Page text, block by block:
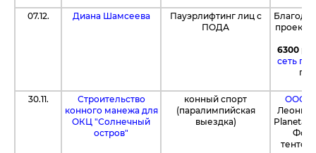
07.12.
Диана Шамсеева
Пауэрлифтинг лиц с
ПОДА
проекта
6300
сеть
30.11.
Строительство
конного манежа для
ОКЦ "Солнечный
остров"
конный спорт
(паралимпийская
выездка)
ООО
Леонид